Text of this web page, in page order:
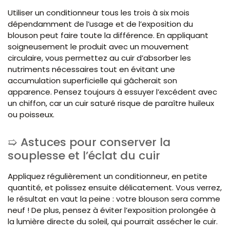
Utiliser un conditionneur tous les trois à six mois
dépendamment de l’usage et de l’exposition du
blouson peut faire toute la différence. En appliquant
soigneusement le produit avec un mouvement
circulaire, vous permettez au cuir d’absorber les
nutriments nécessaires tout en évitant une
accumulation superficielle qui gâcherait son
apparence. Pensez toujours à essuyer l’excédent avec
un chiffon, car un cuir saturé risque de paraître huileux
ou poisseux.
Astuces pour conserver la
souplesse et l’éclat du cuir
Appliquez régulièrement un conditionneur, en petite
quantité, et polissez ensuite délicatement. Vous verrez,
le résultat en vaut la peine : votre blouson sera comme
neuf ! De plus, pensez à éviter l’exposition prolongée à
la lumière directe du soleil, qui pourrait assécher le cuir.